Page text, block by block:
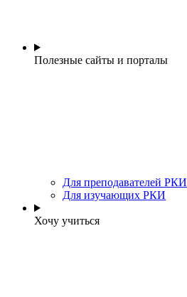
Полезные сайты и порталы
Для преподавателей РКИ
Для изучающих РКИ
Хочу учиться